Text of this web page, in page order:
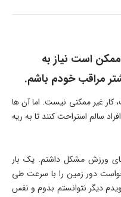
است نیاز به
مراقب خودم باشم.
غیر ممکنی نیست. اما آن ها
سالم استراحت کنند تا به ریه
ورزش مشکل داشتم. یک بار
دور زمین را با سرعت طی
دیگر نتوانستم بدوم و نفس